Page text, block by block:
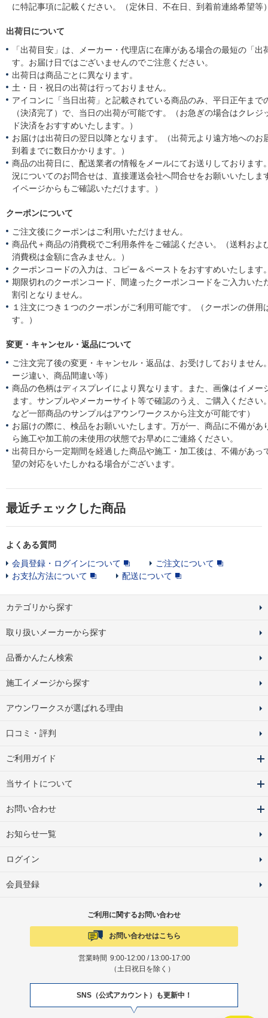
に特記事項に記載ください。（定休日、不在日、到着前連絡希望等
出荷日について
「出荷目安」は、メーカー・代理店に在庫がある場合の最短の「出
す。お届け日ではございませんのでご注意ください。
出荷日は商品ごとに異なります。
土・日・祝日の出荷は行っておりません。
アイコンに「当日出荷」と記載されている商品のみ、平日正午まで
（決済完了）で、当日の出荷が可能です。（お急ぎの場合はクレジ
ド決済をおすすめいたします。）
お届けは出荷日の翌日以降となります。（出荷元より遠方地へのお
到着までに数日かかります。）
商品の出荷日に、配送業者の情報をメールにてお送りしております
況についてのお問合せは、直接運送会社へ問合せをお願いいたしま
イページからもご確認いただけます。）
クーポンについて
ご注文後にクーポンはご利用いただけません。
商品代＋商品の消費税でご利用条件をご確認ください。（送料およ
消費税は金額に含みません。）
クーポンコードの入力は、コピー＆ペーストをおすすめいたします
期限切れのクーポンコード、間違ったクーポンコードをご入力いた
割引となりません。
１注文につき１つのクーポンがご利用可能です。（クーポンの併用
す。）
変更・キャンセル・返品について
ご注文完了後の変更・キャンセル・返品は、お受けしておりません
ージ違い、商品間違い等）
商品の色柄はディスプレイにより異なります。また、画像はイメー
ます。サンプルやメーカーサイト等で確認のうえ、ご購入ください
など一部商品のサンプルはアウンワークスから注文が可能です）
お届けの際に、検品をお願いいたします。万が一、商品に不備があ
ら施工や加工前の未使用の状態でお早めにご連絡ください。
出荷日から一定期間を経過した商品や施工・加工後は、不備があっ
望の対応をいたしかねる場合がございます。
最近チェックした商品
よくある質問
会員登録・ログインについて
ご注文について
お支払方法について
配送について
カテゴリから探す
取り扱いメーカーから探す
品番かんたん検索
施工イメージから探す
アウンワークスが選ばれる理由
口コミ・評判
ご利用ガイド
当サイトについて
お問い合わせ
お知らせ一覧
ログイン
会員登録
ご利用に関するお問い合わせ
お問い合わせはこちら
営業時間 9:00-12:00 / 13:00-17:00
（土日祝日を除く）
SNS（公式アカウント）も更新中！